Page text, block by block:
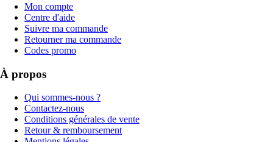
Mon compte
Centre d'aide
Suivre ma commande
Retourner ma commande
Codes promo
À propos
Qui sommes-nous ?
Contactez-nous
Conditions générales de vente
Retour & remboursement